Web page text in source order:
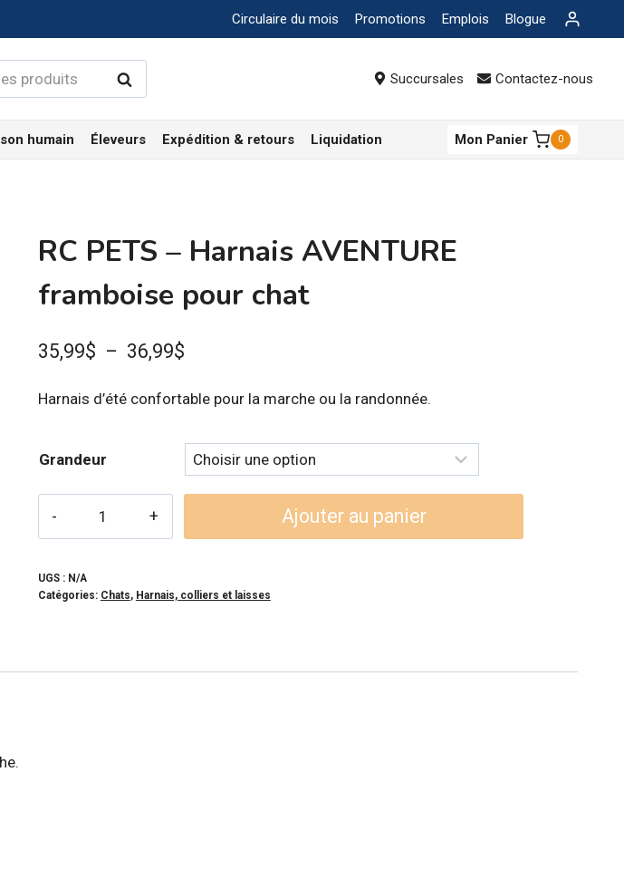
Circulaire du mois Promotions Emplois Blogue
Rechercher Succursales Contactez-nous
humain Éleveurs Expédition & retours Liquidation Mon Panier 0
RC PETS – Harnais AVENTURE
framboise pour chat
35,99$ – 36,99$Plage
prix :
35,99$
à
Harnais d’été confortable pour la marche ou la randonnée.
Grandeur
PETS
-
framboise
Ajouter au panier
UGS : N/A
Catégories: Chats, Harnais, colliers et laisses